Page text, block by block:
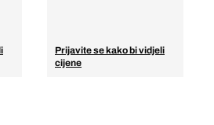
Prijavite se kako bi vidjeli
cijene